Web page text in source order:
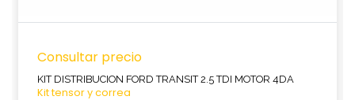
Consultar precio
KIT DISTRIBUCION FORD TRANSIT 2.5 TDI MOTOR 4DA
Kit tensor y correa